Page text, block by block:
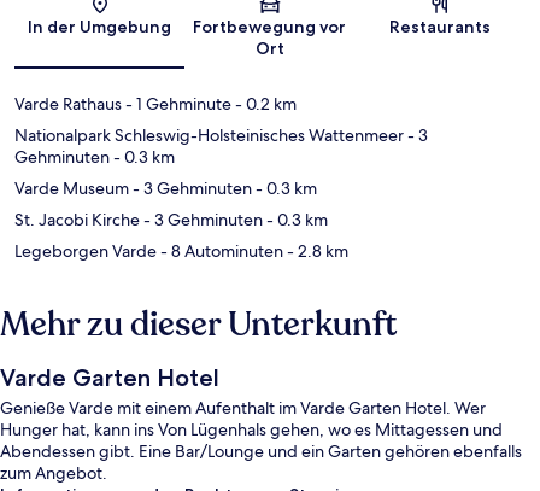
Karte
In der Umgebung
Fortbewegung vor
Ort
Restaurants
Varde Rathaus- 1 Gehminute- 0.2 km
Nationalpark Schleswig-Holsteinisches Wattenmeer- 3
Gehminuten- 0.3 km
Varde Museum- 3 Gehminuten- 0.3 km
St. Jacobi Kirche- 3 Gehminuten- 0.3 km
Legeborgen Varde- 8 Autominuten- 2.8 km
Mehr zu dieser Unterkunft
Varde Garten Hotel
Genieße Varde mit einem Aufenthalt im Varde Garten Hotel. Wer
Hunger hat, kann ins Von Lügenhals gehen, wo es Mittagessen und
Abendessen gibt. Eine Bar/Lounge und ein Garten gehören ebenfalls
zum Angebot.